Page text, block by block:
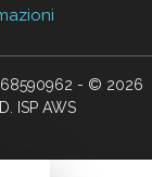
- © 2026
ISP AWS